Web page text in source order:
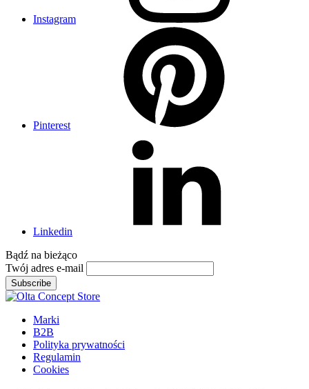
Instagram
Pinterest
Linkedin
Bądź na bieżąco
Twój adres e-mail
Subscribe
Marki
B2B
Polityka prywatności
Regulamin
Cookies